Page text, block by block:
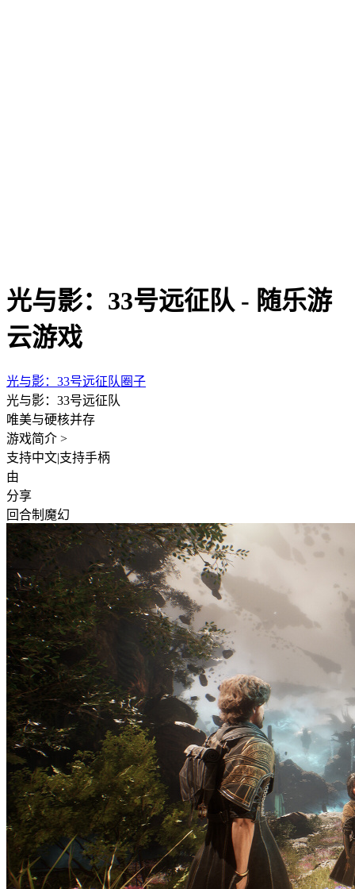
光与影：33号远征队 - 随乐游
云游戏
光与影：33号远征队圈子
光与影：33号远征队
唯美与硬核并存
游戏简介 >
支持中文|支持手柄
由
分享
回合制 魔幻